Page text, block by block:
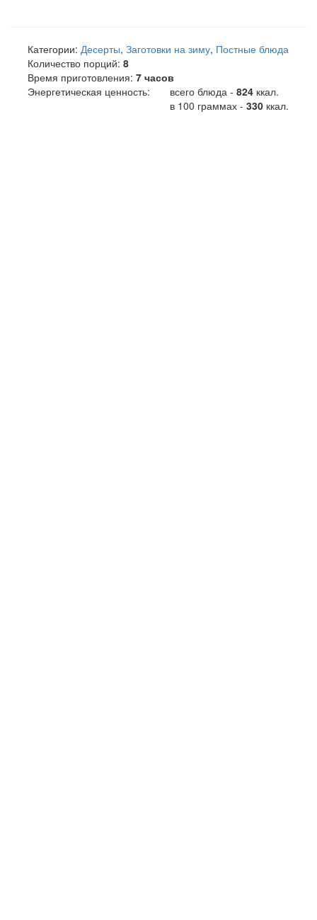
Категории: Десерты, Заготовки на зиму, Постные блюда
Количество порций: 8
Время приготовления: 7 часов
Энергетическая ценность:
всего блюда - 824 ккал.
в 100 граммах - 330 ккал.